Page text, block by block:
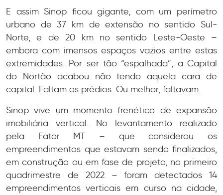
E assim Sinop ficou gigante, com um perímetro
urbano de 37 km de extensão no sentido Sul-
Norte, e de 20 km no sentido Leste-Oeste –
embora com imensos espaços vazios entre estas
extremidades. Por ser tão “espalhada”, a Capital
do Nortão acabou não tendo aquela cara de
capital. Faltam os prédios. Ou melhor, faltavam.
Sinop vive um momento frenético de expansão
imobiliária vertical. No levantamento realizado
pela Fator MT – que considerou os
empreendimentos que estavam sendo finalizados,
em construção ou em fase de projeto, no primeiro
quadrimestre de 2022 – foram detectados 14
empreendimentos verticais em curso na cidade,